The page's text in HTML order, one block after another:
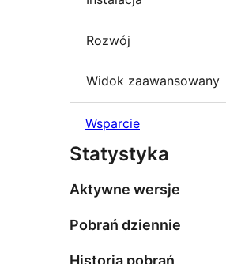
Rozwój
Widok zaawansowany
Wsparcie
Statystyka
Aktywne wersje
Pobrań dziennie
Historia pobrań